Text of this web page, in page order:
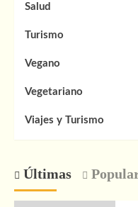
Salud
Turismo
Vegano
Vegetariano
Viajes y Turismo
Últimas